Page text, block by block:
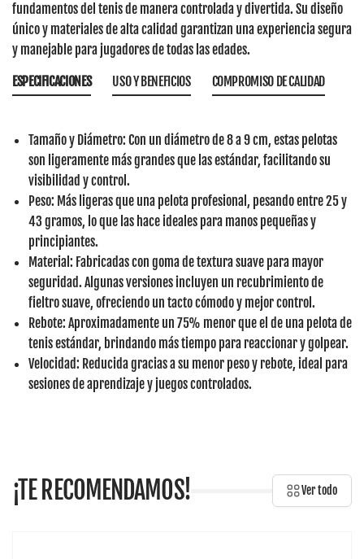
fundamentos del tenis de manera controlada y divertida. Su diseño
único y materiales de alta calidad garantizan una experiencia segura
y manejable para jugadores de todas las edades.
ESPECIFICACIONES
Tamaño y Diámetro: Con un diámetro de8 a 9 cm, estas pelotas
son ligeramente más grandes que las estándar, facilitando su
visibilidad y control.
Peso: Más ligeras que una pelota profesional, pesando entre25 y
43 gramos, lo que las hace ideales para manos pequeñas y
principiantes.
Material: Fabricadas con goma de textura suave para mayor
seguridad. Algunas versiones incluyen un recubrimiento de
fieltro suave, ofreciendo un tacto cómodo y mejor control.
Rebote: Aproximadamente un 75% menorque el de una pelota de
tenis estándar, brindando más tiempo para reaccionar y golpear.
Velocidad: Reducida gracias a su menor peso y rebote, ideal para
sesiones de aprendizaje y juegos controlados.
USO Y BENEFICIOS COMPROMISO DE CALIDAD
¡TE RECOMENDAMOS! Ver todo